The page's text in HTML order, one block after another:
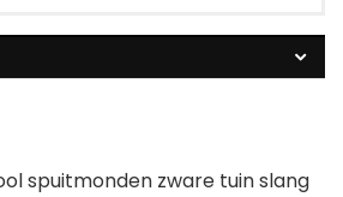
spuitmonden zware tuin slang